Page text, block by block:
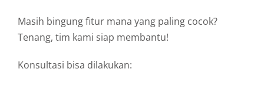
Masih bingung fitur mana yang paling cocok?
Tenang, tim kami siap membantu!
Konsultasi bisa dilakukan: